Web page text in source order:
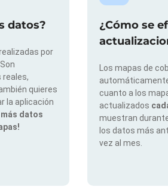
datos?
por
reales,
quieres
la aplicación
más datos
¿Cómo se
Los mapas de
cuanto a los
actualizados
muestran
los datos más
vez al mes.